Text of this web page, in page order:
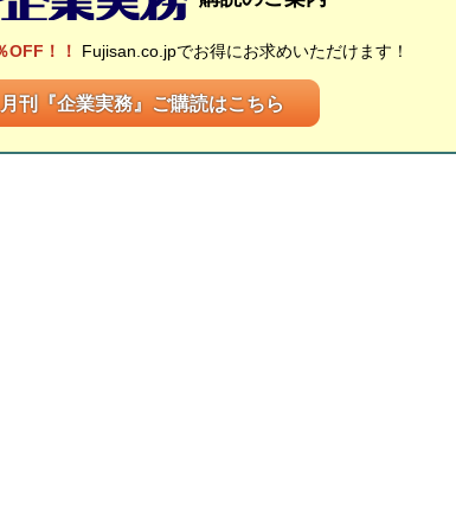
OFF！！ Fujisan.co.jpでお得にお求めいただけます！
月刊『企業実務』ご購読はこちら